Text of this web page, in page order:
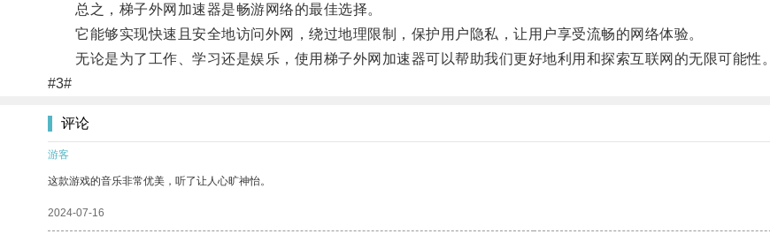
总之，梯子外网加速器是畅游网络的最佳选择。
它能够实现快速且安全地访问外网，绕过地理限制，保护用户隐私，让用户享受流畅的网络体验。
无论是为了工作、学习还是娱乐，使用梯子外网加速器可以帮助我们更好地利用和探索互联网的无限可能性。
#3#
评论
游客
这款游戏的音乐非常优美，听了让人心旷神怡。
2024-07-16